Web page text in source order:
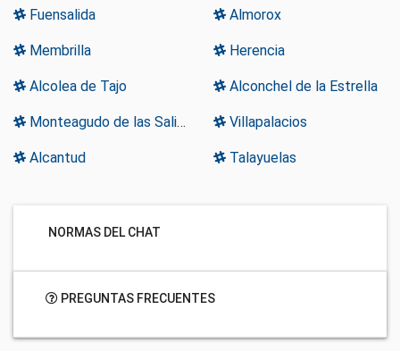
Fuensalida Almorox
Membrilla Herencia
Alcolea de Tajo Alconchel de la Estrella
Monteagudo de las Salinas Villapalacios
Alcantud Talayuelas
NORMAS DEL CHAT
PREGUNTAS FRECUENTES